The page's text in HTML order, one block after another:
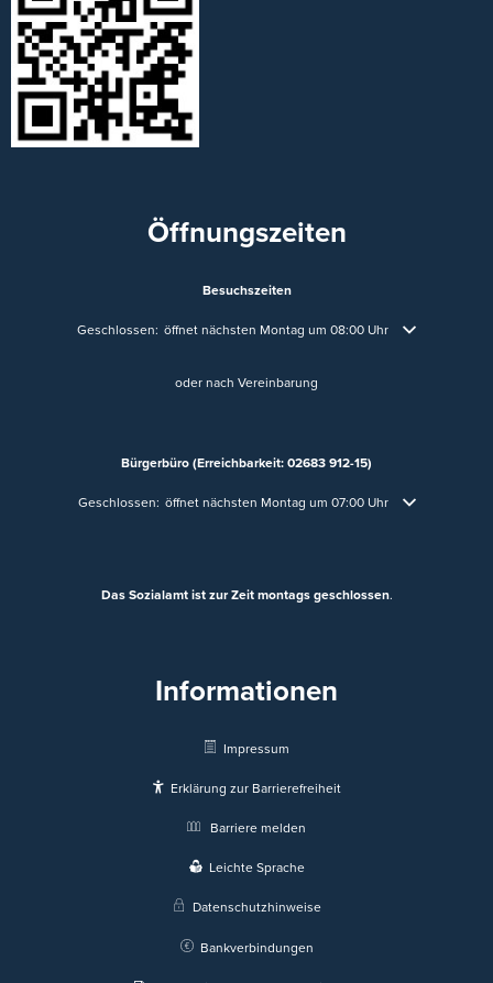
Öffnungszeiten
Besuchszeiten
Klicken, um weitere Öffnungs- oder Schließzeiten auszublenden
Geschlossen: öffnet nächsten Montag um 08:00 Uhr
oder nach Vereinbarung
Bürgerbüro (Erreichbarkeit: 02683 912-15)
Klicken, um weitere Öffnungs- oder Schließzeiten auszublenden
Geschlossen: öffnet nächsten Montag um 07:00 Uhr
Das Sozialamt ist zur Zeit montags geschlossen.
Informationen
Impressum
Erklärung zur Barrierefreiheit
Barriere melden
Leichte Sprache
Datenschutzhinweise
Bankverbindungen